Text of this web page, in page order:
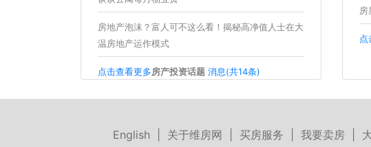
房地产泡沫？富人可不这么看！揭秘高净值人士在大
温房地产运作模式
点击查看更多房产投资话题 消息(共14条)
房
点
English| 关于维房网 买房服务 我要卖房|